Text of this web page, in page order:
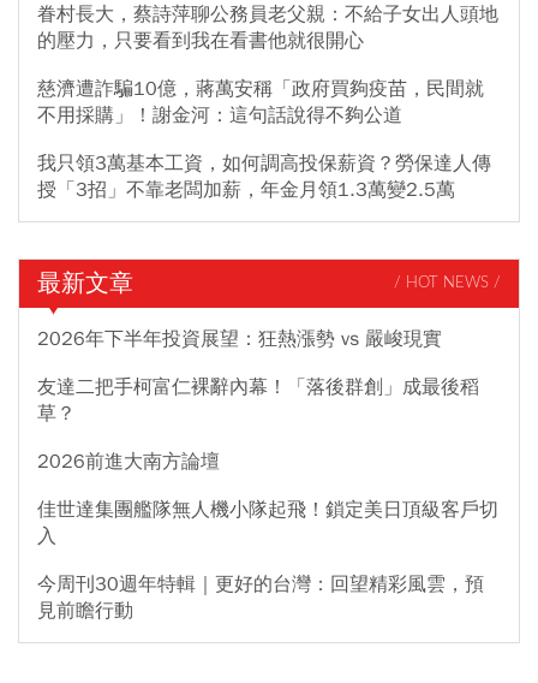
眷村長大，蔡詩萍聊公務員老父親：不給子女出人頭地
的壓力，只要看到我在看書他就很開心
慈濟遭詐騙10億，蔣萬安稱「政府買夠疫苗，民間就
不用採購」！謝金河：這句話說得不夠公道
我只領3萬基本工資，如何調高投保薪資？勞保達人傳
授「3招」不靠老闆加薪，年金月領1.3萬變2.5萬
最新文章 / HOT NEWS /
2026年下半年投資展望：狂熱漲勢 vs 嚴峻現實
友達二把手柯富仁裸辭內幕！「落後群創」成最後稻
草？
2026前進大南方論壇
佳世達集團艦隊無人機小隊起飛！鎖定美日頂級客戶切
入
今周刊30週年特輯｜更好的台灣：回望精彩風雲，預
見前瞻行動